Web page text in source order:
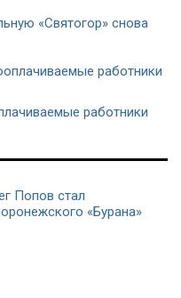
«Святогор» снова
работники
Попов стал
«Бурана»